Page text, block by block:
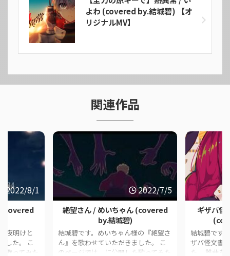
よわ (covered by.結城碧) 【オ
リジナルMV】
関連作品
2022/8/1
(covered
夜明けと
した。 こ
歌ってみた
2022/7/5
絶望さん / めいちゃん (covered
by.結城碧)
結城碧です。めいちゃん様の『絶望さ
ん』を歌わせていただきました。 こ
のページでは、に公開した歌ってみた
ギザバ怪
結城碧です
ザバ怪文書
た。 難曲を